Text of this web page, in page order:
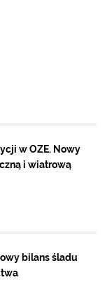
w OZE. Nowy
i wiatrową
bilans śladu